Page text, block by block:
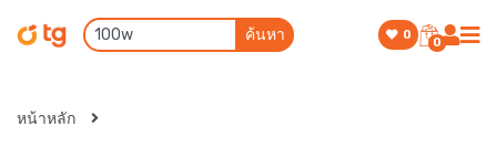
ค้นหา 0
0
หน้าหลัก